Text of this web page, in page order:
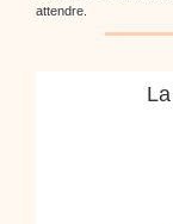
attendre.